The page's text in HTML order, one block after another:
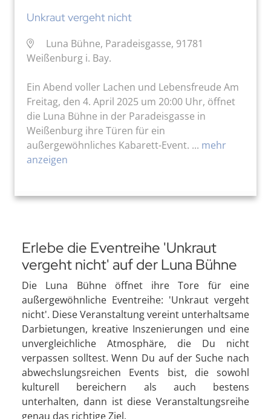
Unkraut vergeht nicht
Luna Bühne, Paradeisgasse, 91781
Weißenburg i. Bay.
Ein Abend voller Lachen und Lebensfreude Am
Freitag, den 4. April 2025 um 20:00 Uhr, öffnet
die Luna Bühne in der Paradeisgasse in
Weißenburg ihre Türen für ein
außergewöhnliches Kabarett-Event. ... mehr
anzeigen
Erlebe die Eventreihe 'Unkraut
vergeht nicht' auf der Luna Bühne
Die Luna Bühne öffnet ihre Tore für eine
außergewöhnliche Eventreihe: 'Unkraut vergeht
nicht'. Diese Veranstaltung vereint unterhaltsame
Darbietungen, kreative Inszenierungen und eine
unvergleichliche Atmosphäre, die Du nicht
verpassen solltest. Wenn Du auf der Suche nach
abwechslungsreichen Events bist, die sowohl
kulturell bereichern als auch bestens
unterhalten, dann ist diese Veranstaltungsreihe
genau das richtige Ziel.